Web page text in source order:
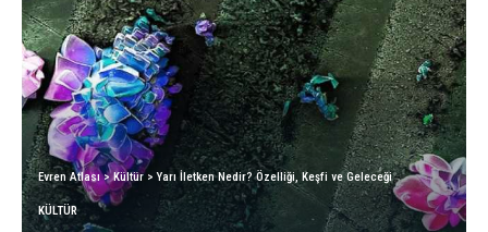
Evren Atlası>Kültür>Yarı İletken Nedir? Özelliği, Keşfi ve Geleceği
KÜLTÜR